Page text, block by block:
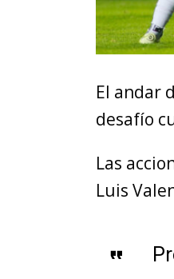
El andar
desafío
Las
Luis